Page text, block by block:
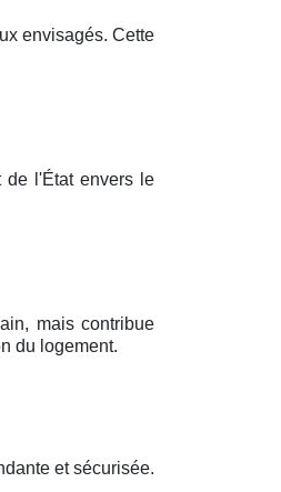
envisagés. Cette
de l'État envers le
mais contribue
du logement.
et sécurisée.